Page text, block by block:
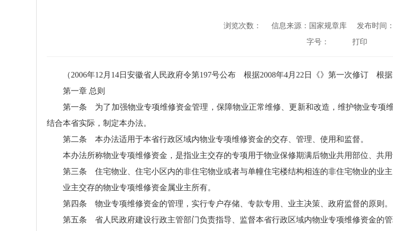
浏览次数： 信息来源：国家规章库
发布时间
字号：
打印
（2006年12月14日安徽省人民政府令第197号公布 根据2008年4月22日《》第一次修订 根据
第一章 总则
第一条 为了加强物业专项维修资金管理，保障物业正常维修、更新和改造，维护物业专项
结合本省实际，制定本办法。
第二条 本办法适用于本省行政区域内物业专项维修资金的交存、管理、使用和监督。
本办法所称物业专项维修资金，是指业主交存的专项用于物业保修期满后物业共用部位、共
第三条 住宅物业、住宅小区内的非住宅物业或者与单幢住宅楼结构相连的非住宅物业的业
业主交存的物业专项维修资金属业主所有。
第四条 物业专项维修资金的管理，实行专户存储、专款专用、业主决策、政府监督的原则。
第五条 省人民政府建设行政主管部门负责指导、监督本省行政区域内物业专项维修资金的管